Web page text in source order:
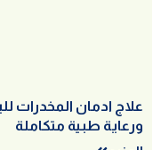
علاج ادمان المخدرات
ورعاية طبية متكاملة